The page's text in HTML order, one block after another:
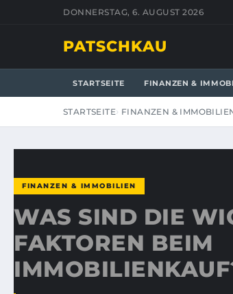
DONNERSTAG, 6. AUGUST 2026
PATSCHKAU
STARTSEITE FINANZEN &
STARTSEITE FINANZEN &
FINANZEN & IMMOBILIEN
WAS SIND DIE
FAKTOREN BEIM